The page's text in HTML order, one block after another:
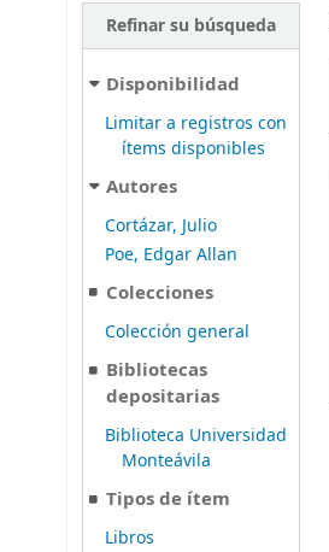
Refinar su búsqueda
Disponibilidad
Limitar a registros con
ítems disponibles
Autores
Cortázar, Julio
Poe, Edgar Allan
Colecciones
Colección general
Bibliotecas
depositarias
Biblioteca Universidad
Monteávila
Tipos de ítem
Libros